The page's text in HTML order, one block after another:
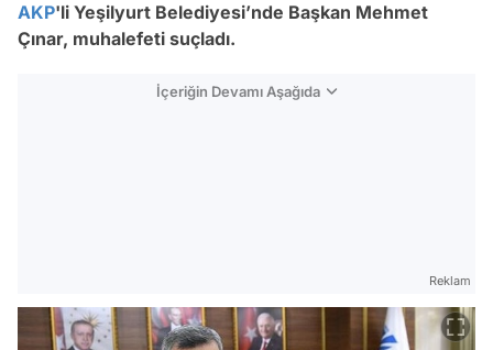
AKP'li Yeşilyurt Belediyesi’nde Başkan Mehmet
Çınar, muhalefeti suçladı.
İçeriğin Devamı Aşağıda
Reklam